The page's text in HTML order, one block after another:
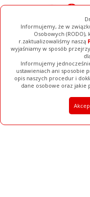
Informujemy, że w
Osobowych
r.zaktualizowaliśmy naszą
wyjaśniamy w sposób
Informujemy
ustawieniach ani sposobie
opis naszych procedur i
dane osobowe oraz jakie
Ogłoszenia Filmy